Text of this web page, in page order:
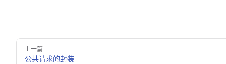
Pager
上一篇
公共请求的封装